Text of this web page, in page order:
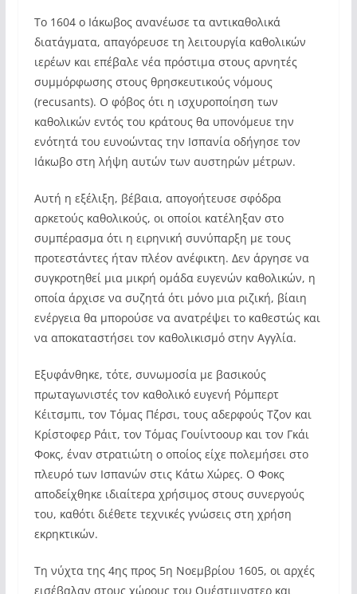
Το 1604 ο Ιάκωβος ανανέωσε τα αντικαθολικά
διατάγματα, απαγόρευσε τη λειτουργία καθολικών
ιερέων και επέβαλε νέα πρόστιμα στους αρνητές
συμμόρφωσης στους θρησκευτικούς νόμους
(recusants). Ο φόβος ότι η ισχυροποίηση των
καθολικών εντός του κράτους θα υπονόμευε την
ενότητά του ευνοώντας την Ισπανία οδήγησε τον
Ιάκωβο στη λήψη αυτών των αυστηρών μέτρων.
Αυτή η εξέλιξη, βέβαια, απογοήτευσε σφόδρα
αρκετούς καθολικούς, οι οποίοι κατέληξαν στο
συμπέρασμα ότι η ειρηνική συνύπαρξη με τους
προτεστάντες ήταν πλέον ανέφικτη. Δεν άργησε να
συγκροτηθεί μια μικρή ομάδα ευγενών καθολικών, η
οποία άρχισε να συζητά ότι μόνο μια ριζική, βίαιη
ενέργεια θα μπορούσε να ανατρέψει το καθεστώς και
να αποκαταστήσει τον καθολικισμό στην Αγγλία.
Εξυφάνθηκε, τότε, συνωμοσία με βασικούς
πρωταγωνιστές τον καθολικό ευγενή Ρόμπερτ
Κέιτσμπι, τον Τόμας Πέρσι, τους αδερφούς Τζον και
Κρίστοφερ Ράιτ, τον Τόμας Γουίντοουρ και τον Γκάι
Φοκς, έναν στρατιώτη ο οποίος είχε πολεμήσει στο
πλευρό των Ισπανών στις Κάτω Χώρες. Ο Φοκς
αποδείχθηκε ιδιαίτερα χρήσιμος στους συνεργούς
του, καθότι διέθετε τεχνικές γνώσεις στη χρήση
εκρηκτικών.
Τη νύχτα της 4ης προς 5η Νοεμβρίου 1605, οι αρχές
εισέβαλαν στους χώρους του Ουέστμινστερ και